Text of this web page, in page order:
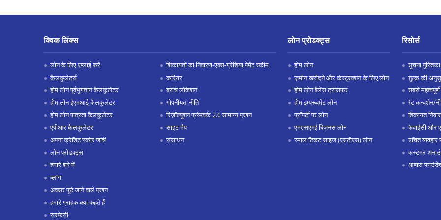
क्विक लिंक्स
लोन के लिए एप्लाई करें
कैलकुलेटर्स
होम लोन पूर्वभुगतान कैलकुलेटर
होम लोन ईएमआई कैलकुलेटर
होम लोन पात्रता कैलकुलेटर
एपीआर कैलकुलेटर
अपना क्रेडिट स्कोर जांचें
लोन प्रोडक्ट्स
हमारे बारे में
ब्लॉग
अक्सर पूछे जाने वाले प्रश्न
हमारे ग्राहक क्या कहते हैं
सरफेसी
शिकायतों का निवारण-एक्स-ग्रेशिया पेमेंट स्कीम
करियर
ब्रांच लोकेशन
गोपनीयता नीति
रिज़ॉल्यूशन फ्रेमवर्क 2.0 सामान्य प्रश्न
साइट मैप
संसाधन
लोन प्रोडक्ट्स
होम लोन
ज़मीन खरीदने और कंस्ट्रक्शन के लिए लोन
होम लोन बैलेंस ट्रांसफर
होम इम्प्रूवमेंट लोन
प्रॉपर्टी पर लोन
एमएसएमई बिज़नस लोन
स्माल टिकट साइज (एसटीएस) लोन
रिसोर्स
सूचना पुस्तिका
शुल्क की
सबसे महत्वपूर्ण
रेट कन्वर्शन/
शिकायत
केवाईसी और
उचित व्यवहार
कस्टमर
आवास